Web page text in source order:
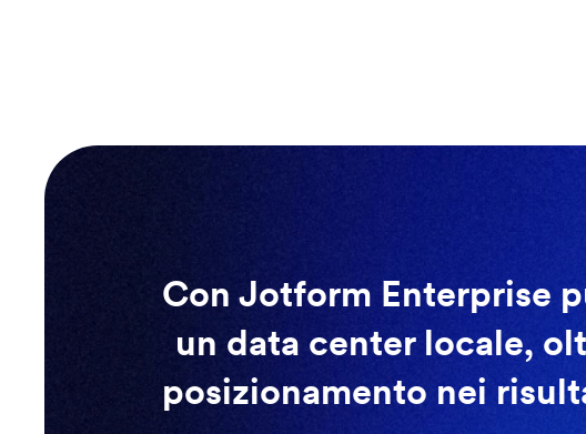
Con Jotform Enterprise
un data center locale,
posizionamento nei